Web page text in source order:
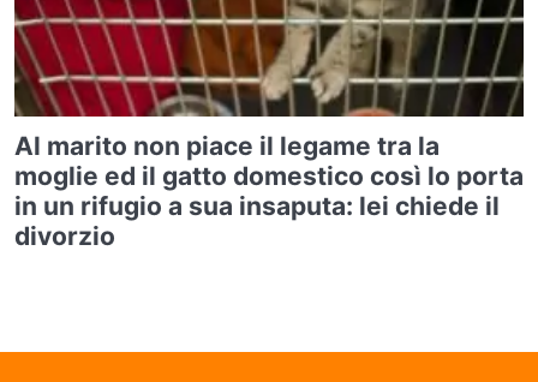
Al marito non piace il legame tra la
moglie ed il gatto domestico così lo porta
in un rifugio a sua insaputa: lei chiede il
divorzio